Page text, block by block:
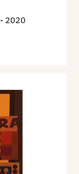
- 2020